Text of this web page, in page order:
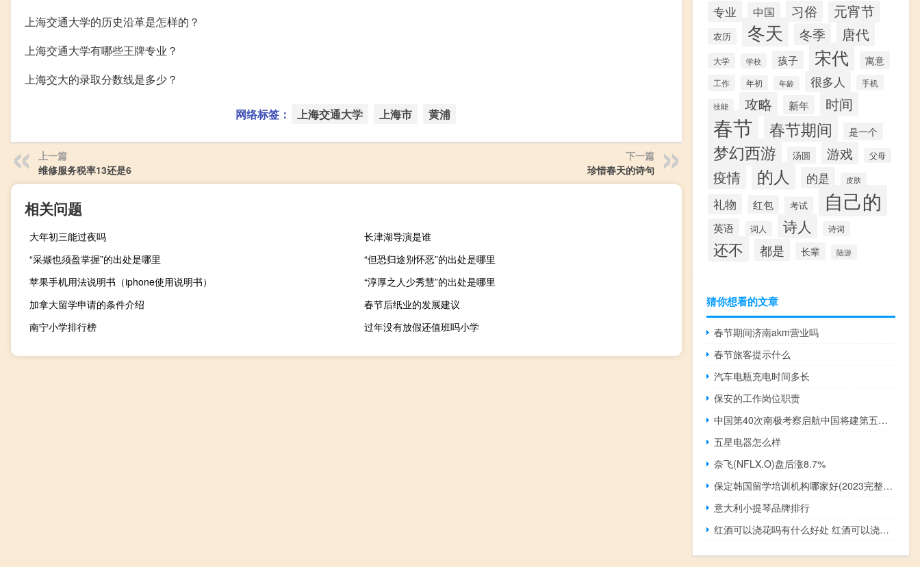
上海交通大学的历史沿革是怎样的？
上海交通大学有哪些王牌专业？
上海交大的录取分数线是多少？
网络标签： 上海交通大学 上海市 黄浦
上一篇
维修服务税率13还是6
下一篇
珍惜春天的诗句
相关问题
大年初三能过夜吗
长津湖导演是谁
“采撷也须盈掌握”的出处是哪里
“但恐归途别怀恶”的出处是哪里
苹果手机用法说明书（iphone使用说明书）
“淳厚之人少秀慧”的出处是哪里
加拿大留学申请的条件介绍
春节后纸业的发展建议
南宁小学排行榜
过年没有放假还值班吗小学
专业 中国 习俗 元宵节
农历 冬天 冬季 唐代
大学 学校 孩子 宋代 寓意
工作 年初 年龄 很多人 手机
技能 攻略 新年 时间
春节 春节期间 是一个
梦幻西游 汤圆 游戏 父母
疫情 的人 的是 皮肤
礼物 红包 考试 自己的
英语 词人 诗人 诗词
还不 都是 长辈 陆游
猜你想看的文章
春节期间济南akm营业吗
春节旅客提示什么
汽车电瓶充电时间多长
保安的工作岗位职责
中国第40次南极考察启航中国将建第五个南极考察站
五星电器怎么样
奈飞(NFLX.O)盘后涨8.7%
保定韩国留学培训机构哪家好(2023完整版)
意大利小提琴品牌排行
红酒可以浇花吗有什么好处 红酒可以浇花吗